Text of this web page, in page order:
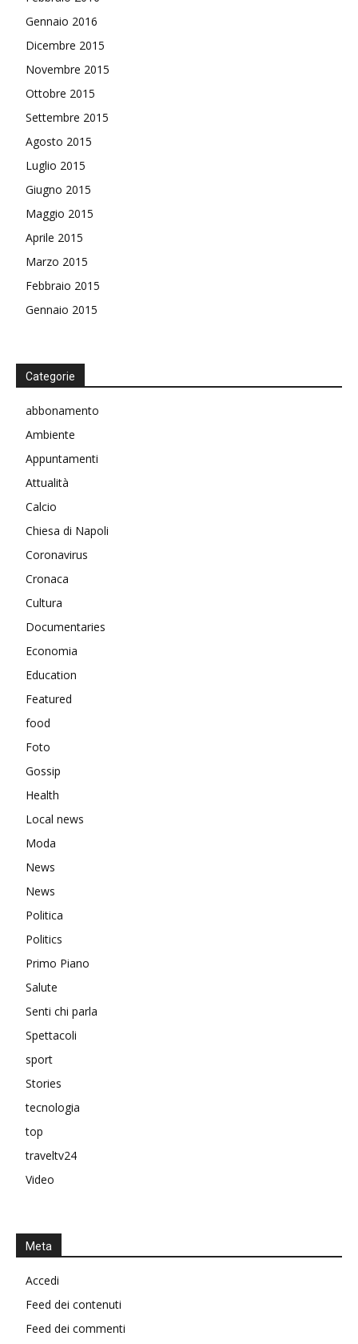
Gennaio 2016
Dicembre 2015
Novembre 2015
Ottobre 2015
Settembre 2015
Agosto 2015
Luglio 2015
Giugno 2015
Maggio 2015
Aprile 2015
Marzo 2015
Febbraio 2015
Gennaio 2015
Categorie
abbonamento
Ambiente
Appuntamenti
Attualità
Calcio
Chiesa di Napoli
Coronavirus
Cronaca
Cultura
Documentaries
Economia
Education
Featured
food
Foto
Gossip
Health
Local news
Moda
News
News
Politica
Politics
Primo Piano
Salute
Senti chi parla
Spettacoli
sport
Stories
tecnologia
top
traveltv24
Video
Meta
Accedi
Feed dei contenuti
Feed dei commenti